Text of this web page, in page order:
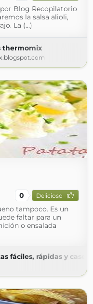
Blog Recopilatorio
la salsa alioli,
La (...)
thermomix
0 Delicioso
tampoco. Es un
faltar para un
o ensalada
fáciles, rápidas y